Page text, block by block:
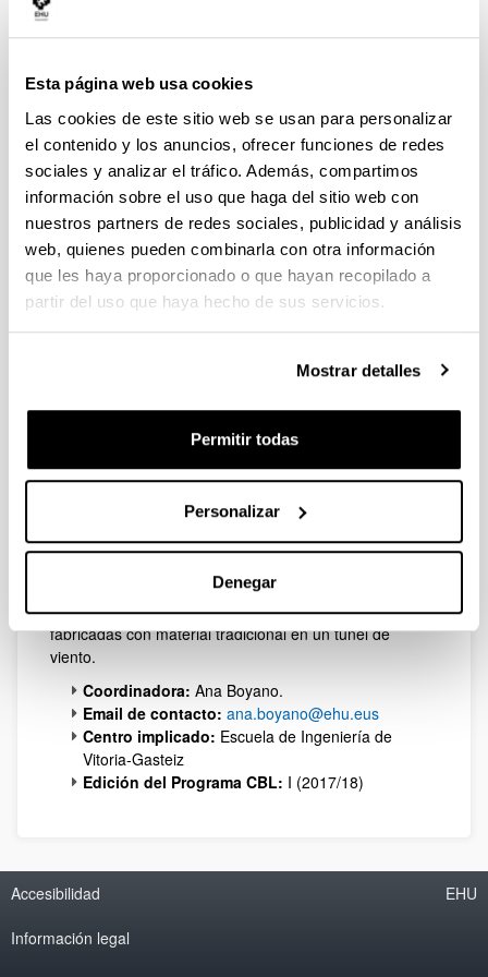
Esta página web usa cookies
Las cookies de este sitio web se usan para personalizar
el contenido y los anuncios, ofrecer funciones de redes
sociales y analizar el tráfico. Además, compartimos
información sobre el uso que haga del sitio web con
nuestros partners de redes sociales, publicidad y análisis
web, quienes pueden combinarla con otra información
que les haya proporcionado o que hayan recopilado a
partir del uso que haya hecho de sus servicios.
Mostrar detalles
Permitir todas
Personalizar
Denegar
materiales de construcción
Con este proyecto lo que hemos intentado es
energías renovables. En el marco de este proyecto se
ha comparado, desde el punto de vista de ciclo de vida,
tradicional de inyección con el más moderno de
impresión en 3D. Además, se ha contactado con el
estudiar y comparar palas de aerogeneradores
pequeños fabricadas con fibras naturales, con otras
fabricadas con material tradicional en un túnel de
viento.
Coordinadora: Ana Boyano.
Email de contacto: ana.boyano@ehu.eus
Centro implicado: Escuela de Ingeniería de
Vitoria-Gasteiz
Edición del Programa CBL: I (2017/18)
Accesibilidad
Información legal
EHU